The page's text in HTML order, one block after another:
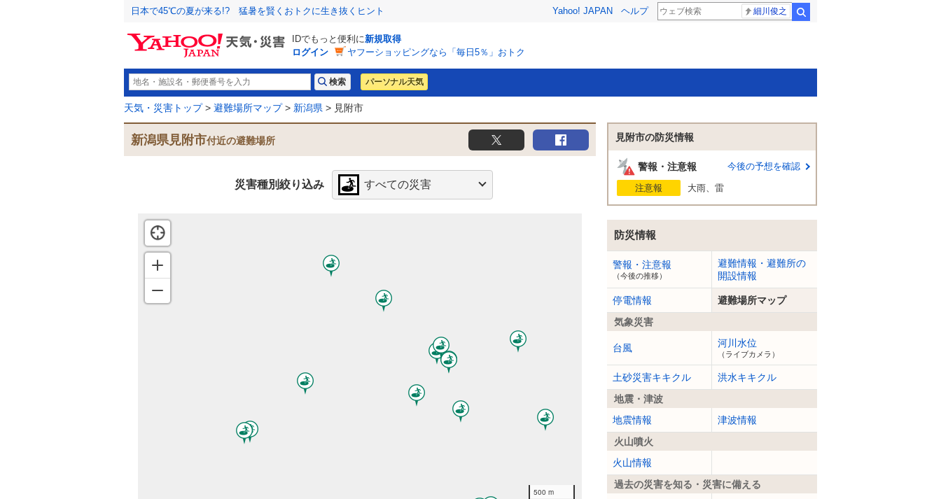
日本で45℃の夏が来る!? 猛暑を賢くおトクに生き抜くヒント Yahoo! JAPAN ヘルプ 細川俊之
IDでもっと便利に新規取得
ログイン
ヤフーショッピングなら「毎日5％」おトク
パーソナル天気
天気・災害トップ> 避難場所マップ> 新潟県 > 見附市
新潟県見附市付近の避難場所
災害種別絞り込み すべての災害
500 m
見附市の防災情報
警報・注意報 今後の予想を確認
注意報 大雨、雷
防災情報
警報・注意報
（今後の推移）
避難情報・避難所の
開設情報
停電情報
避難場所マップ
気象災害
台風 河川水位
（ライブカメラ）
土砂災害キキクル
洪水キキクル
地震・津波
地震情報
津波情報
火山噴火
火山情報
過去の災害を知る・災害に備える